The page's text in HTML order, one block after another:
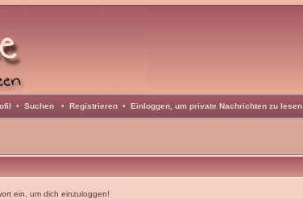
• Suchen • Registrieren • Einloggen, um private Nachrichten zu lesen
ein, um dich einzuloggen!